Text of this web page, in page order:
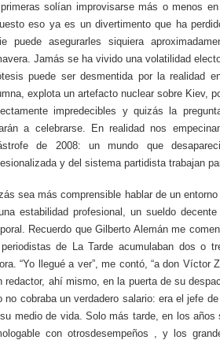
solían improvisarse más o menos
eso ya es un divertimento que ha
puede asegurarles siquiera
Jamás se ha vivido una volatilidad
puede ser desmentida por la realidad
explota un artefacto nuclear sobre Kiev,
impredecibles y quizás la
a celebrarse. En realidad nos
de 2008: un mundo que
y del sistema partidista trabajan
sea más comprensible hablar de un
estabilidad profesional, un sueldo
Recuerdo que Gilberto Alemán me
de La Tarde acumulaban dos o
“Yo llegué a ver”, me contó, “a don
redactor, ahí mismo, en la puerta de su
no cobraba un verdadero salario: era el jefe
medio de vida. Solo más tarde, en los
con otrosdesempeños , y los